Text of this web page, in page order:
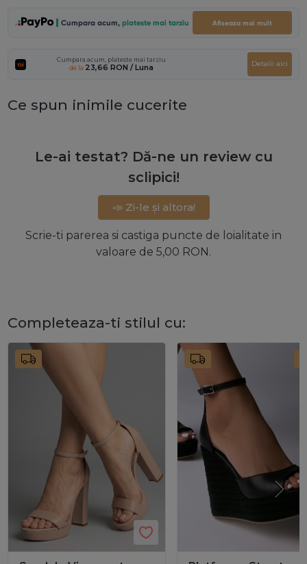
Cumpara acum, plateste mai tarziu Afiseaza mai mult
Cumpara acum, plateste mai tarziu
de la 23,66 RON / Luna Detalii aici
Ce spun inimile cucerite
Le-ai testat? Dă-ne un review cu
sclipici!
📣 Zi-le și altora!
Scrie-ti parerea si castiga puncte de loialitate in
valoare de 5,00 RON.
Completeaza-ti stilul cu: